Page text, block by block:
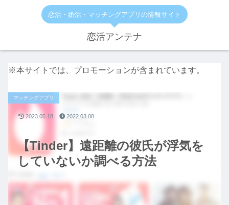
恋活・婚活・マッチングアプリの情報サイト
恋活アンテナ
※本サイトでは、プロモーションが含まれています。
【Tinder】遠距離の彼氏が浮気を
していないか調べる方法
マッチングアプリ
2023.05.18 2022.03.08